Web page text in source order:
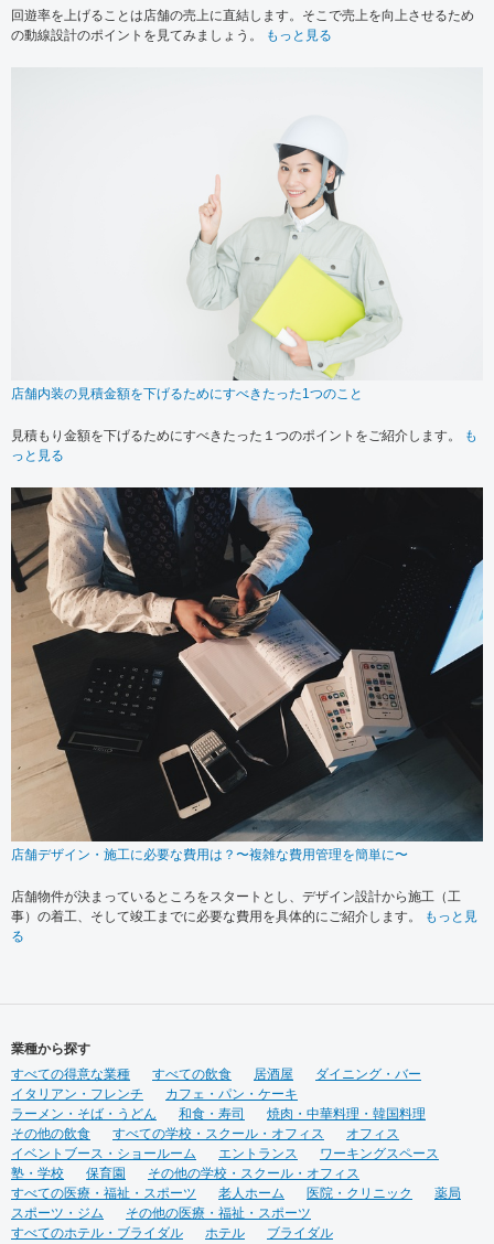
回遊率を上げることは店舗の売上に直結します。そこで売上を向上させるため
の動線設計のポイントを見てみましょう。
もっと見る
店舗内装の見積金額を下げるためにすべきたった1つのこと
見積もり金額を下げるためにすべきたった１つのポイントをご紹介します。
も
っと見る
店舗デザイン・施工に必要な費用は？〜複雑な費用管理を簡単に〜
店舗物件が決まっているところをスタートとし、デザイン設計から施工（工
事）の着工、そして竣工までに必要な費用を具体的にご紹介します。
もっと見
る
業種から探す
すべての得意な業種
すべての飲食 居酒屋
ダイニング・バー
イタリアン・フレンチ
カフェ・パン・ケーキ
ラーメン・そば・うどん
和食・寿司
焼肉・中華料理・韓国料理
その他の飲食
すべての学校・スクール・オフィス
オフィス
イベントブース・ショールーム
エントランス
ワーキングスペース
塾・学校
保育園
その他の学校・スクール・オフィス
すべての医療・福祉・スポーツ
老人ホーム 医院・クリニック
薬局
スポーツ・ジム
その他の医療・福祉・スポーツ
すべてのホテル・ブライダル
ホテル
ブライダル